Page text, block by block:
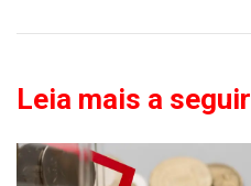
Leia mais a seguir